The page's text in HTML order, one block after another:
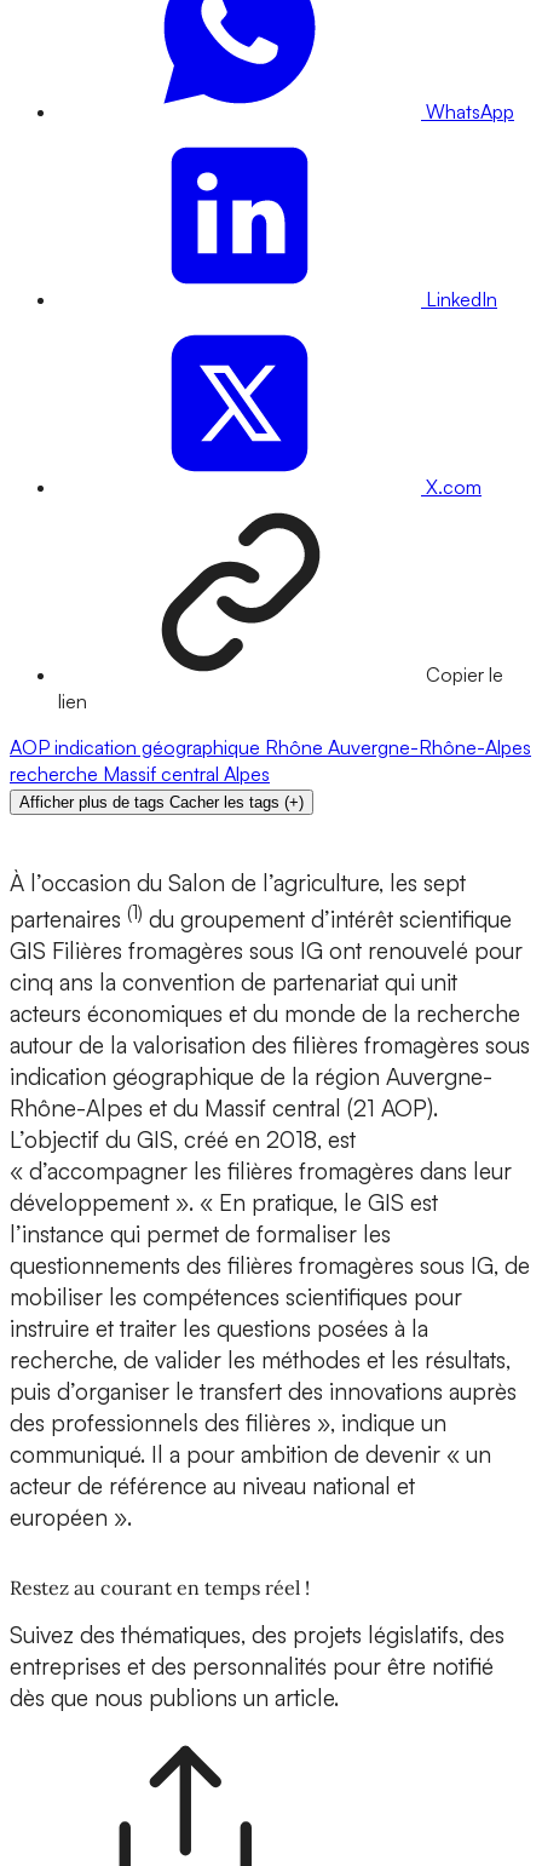
WhatsApp
LinkedIn
X.com
Copier le
lien
AOP indication géographique Rhône Auvergne-Rhône-Alpes
recherche Massif central Alpes
Afficher plus de tags Cacher les tags (+)
À l’occasion du Salon de l’agriculture, les sept
partenaires (1) du groupement d’intérêt scientifique
GIS Filières fromagères sous IG ont renouvelé pour
cinq ans la convention de partenariat qui unit
acteurs économiques et du monde de la recherche
autour de la valorisation des filières fromagères sous
indication géographique de la région Auvergne-
Rhône-Alpes et du Massif central (21 AOP).
L’objectif du GIS, créé en 2018, est
« d’accompagner les filières fromagères dans leur
développement ». « En pratique, le GIS est
l’instance qui permet de formaliser les
questionnements des filières fromagères sous IG, de
mobiliser les compétences scientifiques pour
instruire et traiter les questions posées à la
recherche, de valider les méthodes et les résultats,
puis d’organiser le transfert des innovations auprès
des professionnels des filières », indique un
communiqué. Il a pour ambition de devenir « un
acteur de référence au niveau national et
européen ».
Restez au courant en temps réel !
Suivez des thématiques, des projets législatifs, des
entreprises et des personnalités pour être notifié
dès que nous publions un article.